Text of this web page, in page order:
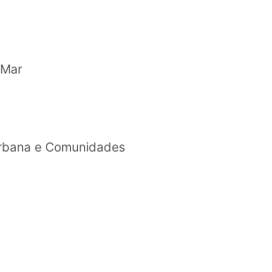
e Comunidades